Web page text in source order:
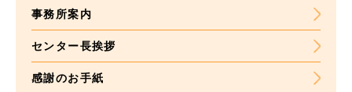
事務所案内
センター長挨拶
感謝のお手紙